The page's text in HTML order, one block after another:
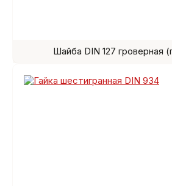
Шайба DIN 127 гроверная